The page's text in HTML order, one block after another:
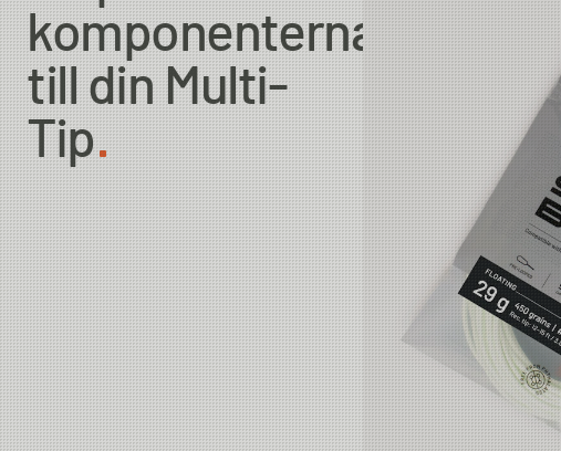
komponenterna
till din Multi-
Tip